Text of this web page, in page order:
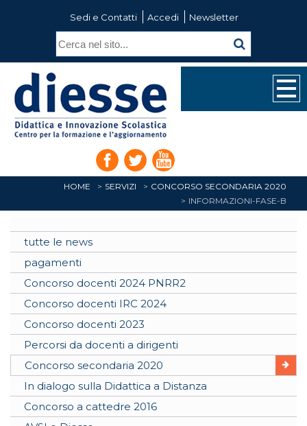
Sedi e Contatti Accedi Newsletter
HOME SERVIZI
CONCORSO SECONDARIA 2020
INFORMAZIONI-FASE-B
tutte le news
pagamenti
Concorso docenti 2024 PNRR2
Concorso docenti IRC 2024
Concorso docenti 2023
Percorsi da docenti a dirigenti
Concorso secondaria 2020
In dialogo sulla Didattica a Distanza
Concorso a cattedre 2016